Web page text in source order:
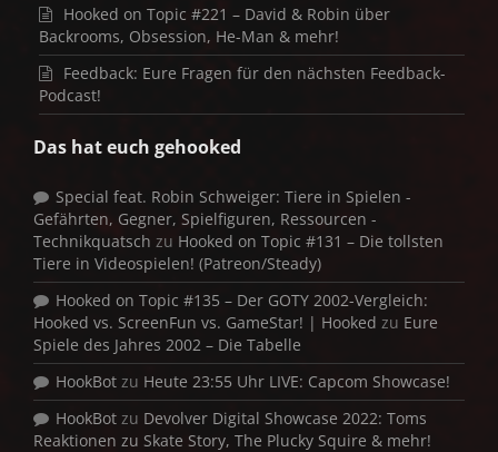
Hooked on Topic #221 – David & Robin über
Backrooms, Obsession, He-Man & mehr!
Feedback: Eure Fragen für den nächsten Feedback-
Podcast!
Das hat euch gehooked
Special feat. Robin Schweiger: Tiere in Spielen -
Gefährten, Gegner, Spielfiguren, Ressourcen -
Technikquatsch zu Hooked on Topic #131 – Die tollsten
Tiere in Videospielen! (Patreon/Steady)
Hooked on Topic #135 – Der GOTY 2002-Vergleich:
Hooked vs. ScreenFun vs. GameStar! | Hooked zu Eure
Spiele des Jahres 2002 – Die Tabelle
HookBot zu Heute 23:55 Uhr LIVE: Capcom Showcase!
HookBot zu Devolver Digital Showcase 2022: Toms
Reaktionen zu Skate Story, The Plucky Squire & mehr!